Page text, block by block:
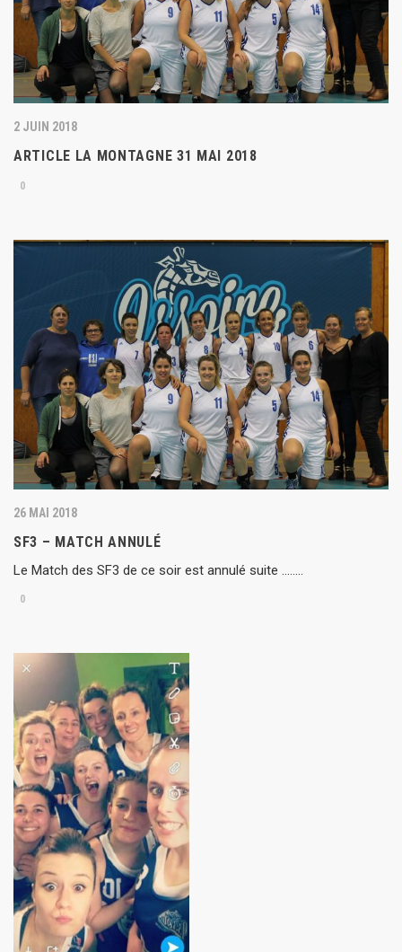
2 JUIN 2018
ARTICLE LA MONTAGNE 31 MAI 2018
0
26 MAI 2018
SF3 – MATCH ANNULÉ
Le Match des SF3 de ce soir est annulé suite ……..
0